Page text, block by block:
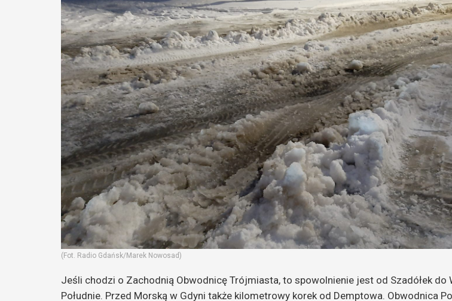
(Fot. Radio Gdańsk/Marek Nowosad)
Jeśli chodzi o Zachodnią Obwodnicę Trójmiasta, to spowolnienie jest od Szadółek do
Południe. Przed Morską w Gdyni także kilometrowy korek od Demptowa. Obwodnica